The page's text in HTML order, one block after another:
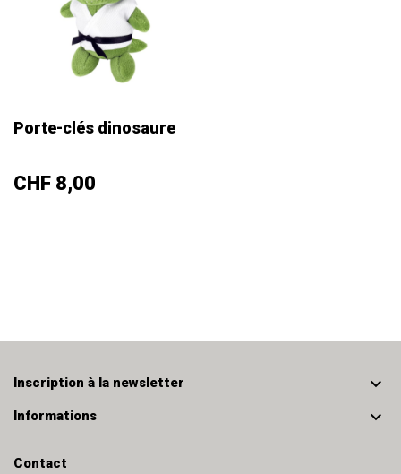
Porte-clés dinosaure
Prix
CHF 8,00
Inscription à la newsletter 
Informations 
Contact